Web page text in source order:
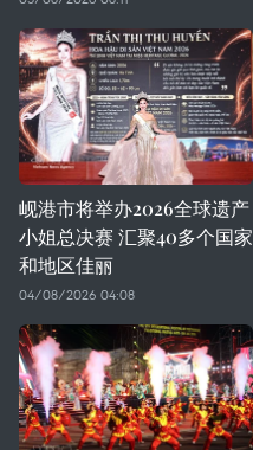
岘港市将举办2026全球遗产
小姐总决赛 汇聚40多个国家
和地区佳丽
04/08/2026 04:08